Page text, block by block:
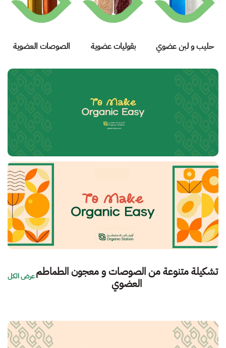
حليب و لبن عضوي بقوليات عضوية الصوصات العضوية
تشكيلة متنوعة من الصوصات و معجون الطماطم
العضوي
عرض الكل